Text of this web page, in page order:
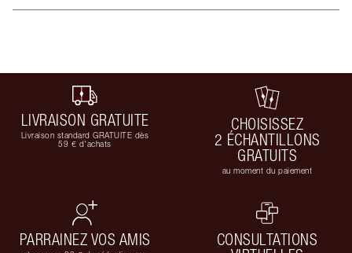
LIVRAISON GRATUITE
Livraison standard GRATUITE dès
59 € d'achats
CHOISISSEZ
2 ÉCHANTILLONS
GRATUITS
au moment du paiement
PARRAINEZ VOS AMIS
CONSULTATIONS